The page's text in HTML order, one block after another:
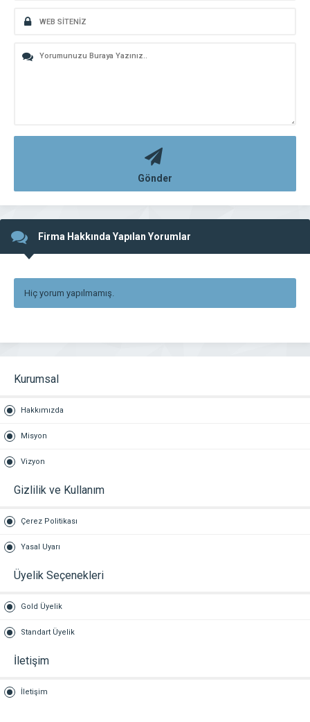
Gönder
Firma Hakkında Yapılan Yorumlar
Hiç yorum yapılmamış.
Kurumsal
Hakkımızda
Misyon
Vizyon
Gizlilik ve Kullanım
Çerez Politikası
Yasal Uyarı
Üyelik Seçenekleri
Gold Üyelik
Standart Üyelik
İletişim
İletişim